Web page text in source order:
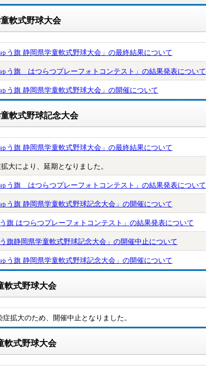
軟式野球大会
う旗 静岡県学童軟式野球大会」の最終結果について
う旗 はつらつプレーフォトコンテスト」の結果発表について
う旗 静岡県学童軟式野球大会」の開催について
軟式野球記念大会
う旗 静岡県学童軟式野球大会」の最終結果について
大により、延期となりました。
う旗 はつらつプレーフォトコンテスト」の結果発表について
う旗 静岡県学童軟式野球記念大会」の開催について
旗 はつらつプレーフォトコンテスト」の結果発表について
旗静岡県学童軟式野球記念大会」の開催中止について
う旗 静岡県学童軟式野球記念大会」の開催について
式野球大会
拡大のため、開催中止となりました。
式野球大会